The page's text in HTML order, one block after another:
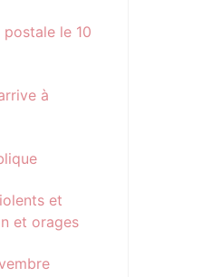
postale le 10
à
et
et orages